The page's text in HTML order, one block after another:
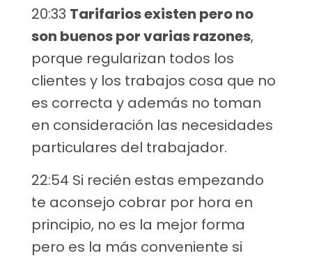
20:33 Tarifarios existen pero no
son buenos por varias razones,
porque regularizan todos los
clientes y los trabajos cosa que no
es correcta y además no toman
en consideración las necesidades
particulares del trabajador.
22:54 Si recién estas empezando
te aconsejo cobrar por hora en
principio, no es la mejor forma
pero es la más conveniente si